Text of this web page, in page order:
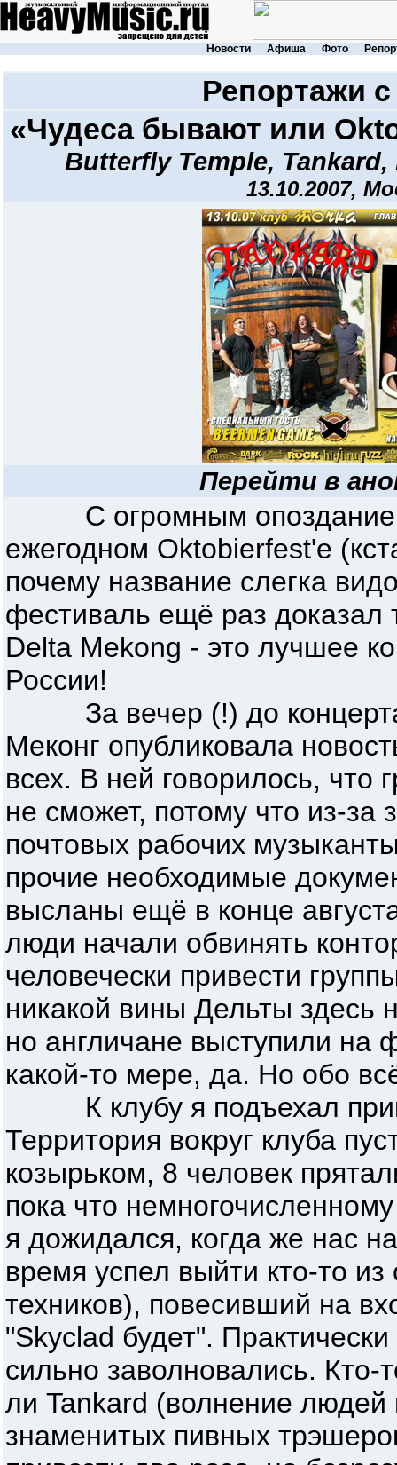
Новости Афиша Фото
Репортажи
«Чудеса бывают или
Butterfly Temple, Tankard,
13.10.2007,
Перейти в
С огромным опозданием
ежегодном Oktobierfest'e
почему название слегка
фестиваль ещё раз
Delta Mekong - это лучшее
России!
За вечер (!) до концерта
Меконг опубликовала
всех. В ней говорилось, что
не сможет, потому что из-за
почтовых рабочих
прочие необходимые
высланы ещё в конце
люди начали обвинять
человечески привести
никакой вины Дельты здесь
но англичане выступили на
какой-то мере, да. Но обо
К клубу я подъехал
Территория вокруг клуба
козырьком, 8 человек
пока что
я дожидался, когда же нас
время успел выйти кто-то из
техников), повесивший на
"Skyclad будет".
сильно заволновались. Кто-
ли Tankard (волнение людей
знаменитых пивных